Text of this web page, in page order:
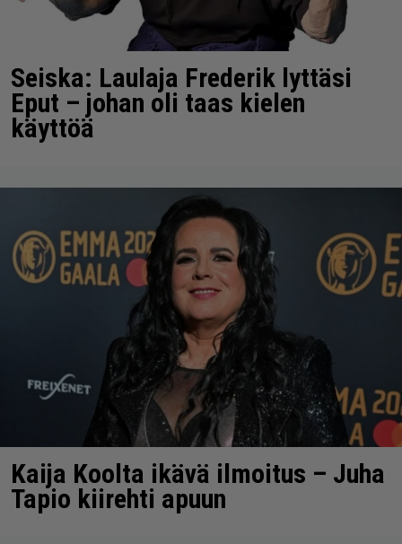
Seiska: Laulaja Frederik lyttäsi
Eput – johan oli taas kielen
käyttöä
Kaija Koolta ikävä ilmoitus – Juha
Tapio kiirehti apuun